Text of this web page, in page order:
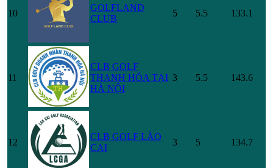
10
GOLFLAND
CLUB
5 5.5 133.1
11
CLB GOLF
THANH HÓA TẠI
HÀ NỘI
3 5.5 143.6
12
CLB GOLF LÀO
CAI
3 5 134.7